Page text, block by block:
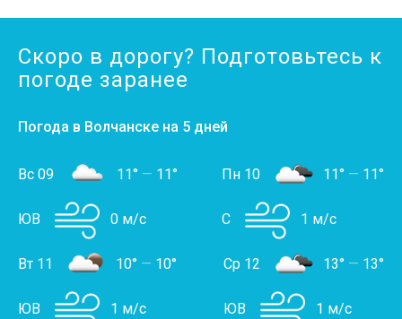
Скоро в дорогу? Подготовьтесь к
погоде заранее
Погода в Волчанске на 5 дней
Вс 09 11° — 11°
ЮВ 0 м/с
Пн 10 11° — 11°
С 1 м/с
Вт 11 10° — 10°
ЮВ 1 м/с
Ср 12 13° — 13°
ЮВ 1 м/с